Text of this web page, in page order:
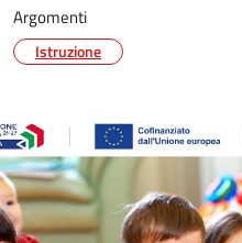
Argomenti
Istruzione